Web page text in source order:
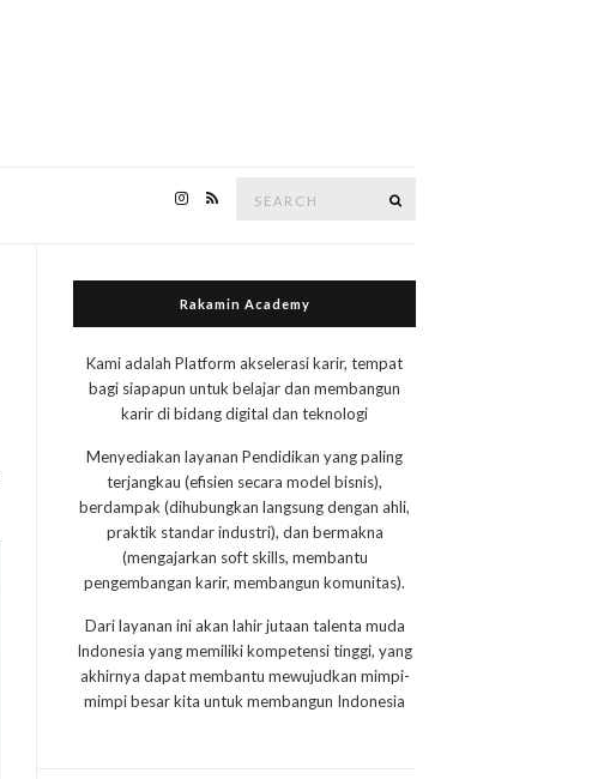
Rakamin Academy
Kami adalah Platform akselerasi karir, tempat
bagi siapapun untuk belajar dan membangun
karir di bidang digital dan teknologi
Menyediakan layanan Pendidikan yang paling
terjangkau (efisien secara model bisnis),
berdampak (dihubungkan langsung dengan ahli,
praktik standar industri), dan bermakna
(mengajarkan soft skills, membantu
pengembangan karir, membangun komunitas).
Dari layanan ini akan lahir jutaan talenta muda
Indonesia yang memiliki kompetensi tinggi, yang
akhirnya dapat membantu mewujudkan mimpi-
mimpi besar kita untuk membangun Indonesia